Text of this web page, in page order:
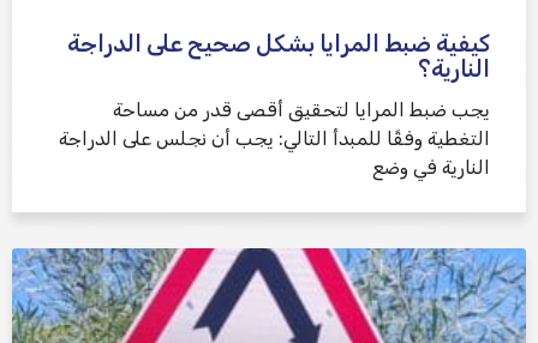
كيفية ضبط المرايا بشكل صحيح على الدراجة
النارية؟
يجب ضبط المرايا لتحقيق أقصى قدر من مساحة
التغطية وفقًا للمبدأ التالي: يجب أن نجلس على الدراجة
النارية في وضع